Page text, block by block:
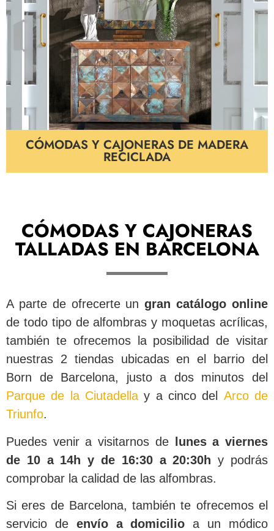
CÓMODAS Y CAJONERAS DE MADERA
RECICLADA
CÓMODAS Y CAJONERAS
TALLADAS EN BARCELONA
A parte de ofrecerte ungran catálogo online
de todo tipo de alfombras y moquetas acrílicas,
también te ofrecemos la posibilidad de visitar
nuestras 2 tiendas ubicadas en el barrio del
Born de Barcelona, justo a dos minutos del
Parque de la Ciutadella y a cinco del Arco de
Triunfo.
Puedes venir a visitarnos de lunes a viernes
de 10 a 14h y de 16:30 a 20:30hy podrás
comprobar la calidad de las alfombras.
Si eres de Barcelona, también te ofrecemos el
servicio de envío a domicilio a un módico